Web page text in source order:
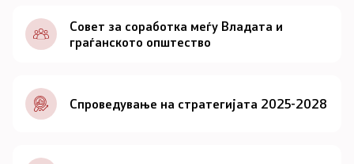
Документи
Совет
За советот
Совет за соработка меѓу Владата и
граѓанското општество
Спроведување на стратегијата 2025-2028